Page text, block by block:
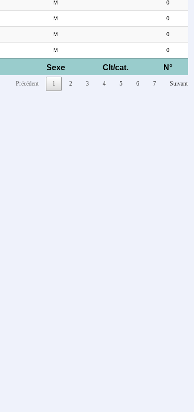
Sexe Clt/cat. N°
M 0
M 0
M 0
M 0
Précédent 1 2 3 4 5 6 7 Suivant